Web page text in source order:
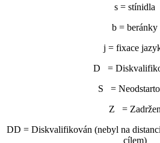
s = stínidla
b = beránky
j = fixace
D =
S =
Z = Zadržen
DD = Diskvalifikován (nebyl na
cílem)